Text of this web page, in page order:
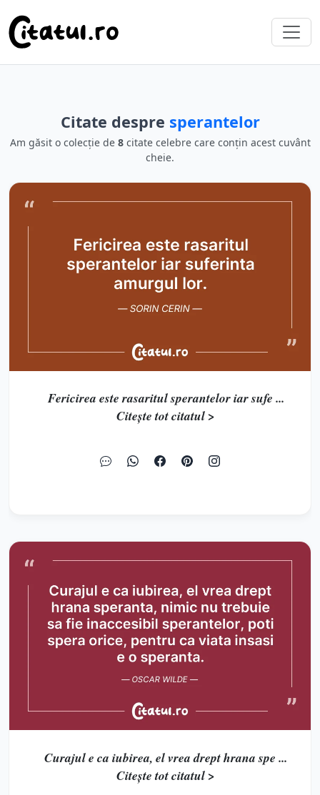
Citate despre sperantelor
Am găsit o colecție de 8citate celebre care conțin acest cuvânt
cheie.
Fericirea este rasaritul sperantelor iar sufe ...
Citește tot citatul >
Curajul e ca iubirea, el vrea drept hrana spe ...
Citește tot citatul >